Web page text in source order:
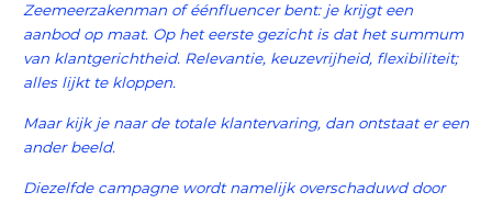
Zeemeerzakenman of éénfluencer bent: je krijgt een
aanbod op maat. Op het eerste gezicht is dat het summum
van klantgerichtheid. Relevantie, keuzevrijheid, flexibiliteit;
alles lijkt te kloppen.
Maar kijk je naar de totale klantervaring, dan ontstaat er een
ander beeld.
Diezelfde campagne wordt namelijk overschaduwd door